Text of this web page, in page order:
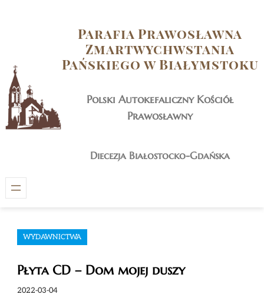
Parafia Prawosławna
Zmartwychwstania
Pańskiego w Białymstoku
Polski Autokefaliczny Kościół
Prawosławny
Diecezja Białostocko-Gdańska
WYDAWNICTWA
Płyta CD – Dom mojej duszy
2022-03-04